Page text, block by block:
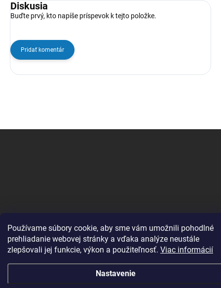
Používame súbory cookie, aby sme vám umožnili pohodlné
prehliadanie webovej stránky a vďaka analýze neustále
zlepšovali jej funkcie, výkon a použiteľnosť. Viac informácií
Nastavenie
Diskusia
Buďte prvý, kto napíše príspevok k tejto položke.
Pridať komentár
Vytvoril Shoptet
Copyright 2026 Change Computer. Všetky práva vyhradené.